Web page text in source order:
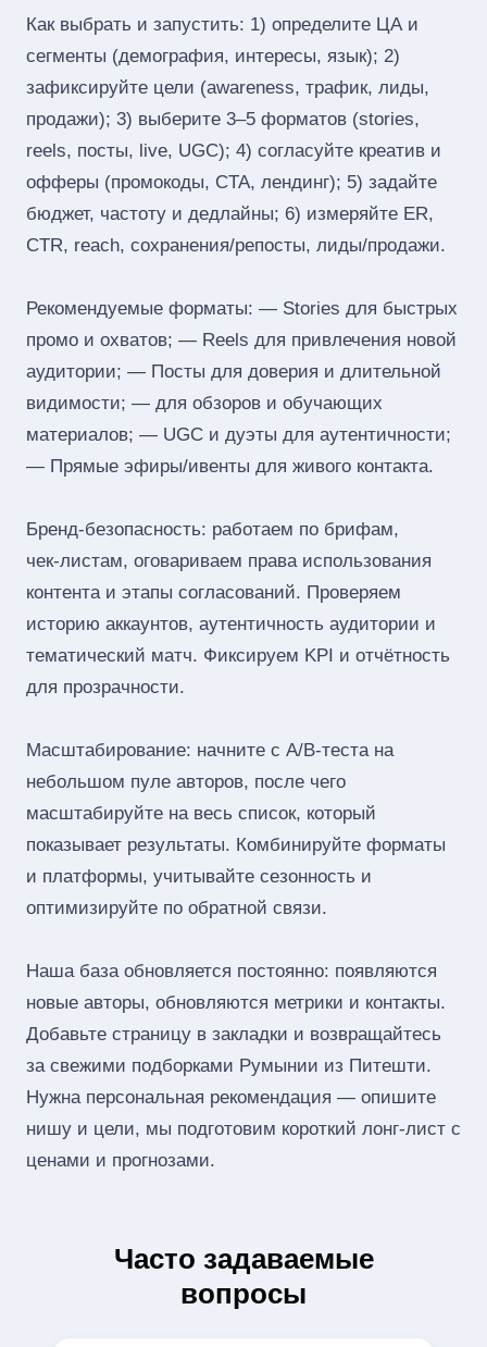
Как выбрать и запустить: 1) определите ЦА и
сегменты (демография, интересы, язык); 2)
зафиксируйте цели (awareness, трафик, лиды,
продажи); 3) выберите 3–5 форматов (stories,
reels, посты, live, UGC); 4) согласуйте креатив и
офферы (промокоды, CTA, лендинг); 5) задайте
бюджет, частоту и дедлайны; 6) измеряйте ER,
CTR, reach, сохранения/репосты, лиды/продажи.
Рекомендуемые форматы: — Stories для быстрых
промо и охватов; — Reels для привлечения новой
аудитории; — Посты для доверия и длительной
видимости; — для обзоров и обучающих
материалов; — UGC и дуэты для аутентичности;
— Прямые эфиры/ивенты для живого контакта.
Бренд‑безопасность: работаем по брифам,
чек‑листам, оговариваем права использования
контента и этапы согласований. Проверяем
историю аккаунтов, аутентичность аудитории и
тематический матч. Фиксируем KPI и отчётность
для прозрачности.
Масштабирование: начните с A/B‑теста на
небольшом пуле авторов, после чего
масштабируйте на весь список, который
показывает результаты. Комбинируйте форматы
и платформы, учитывайте сезонность и
оптимизируйте по обратной связи.
Наша база обновляется постоянно: появляются
новые авторы, обновляются метрики и контакты.
Добавьте страницу в закладки и возвращайтесь
за свежими подборками Румынии из Питешти.
Нужна персональная рекомендация — опишите
нишу и цели, мы подготовим короткий лонг‑лист с
ценами и прогнозами.
Часто задаваемые
вопросы